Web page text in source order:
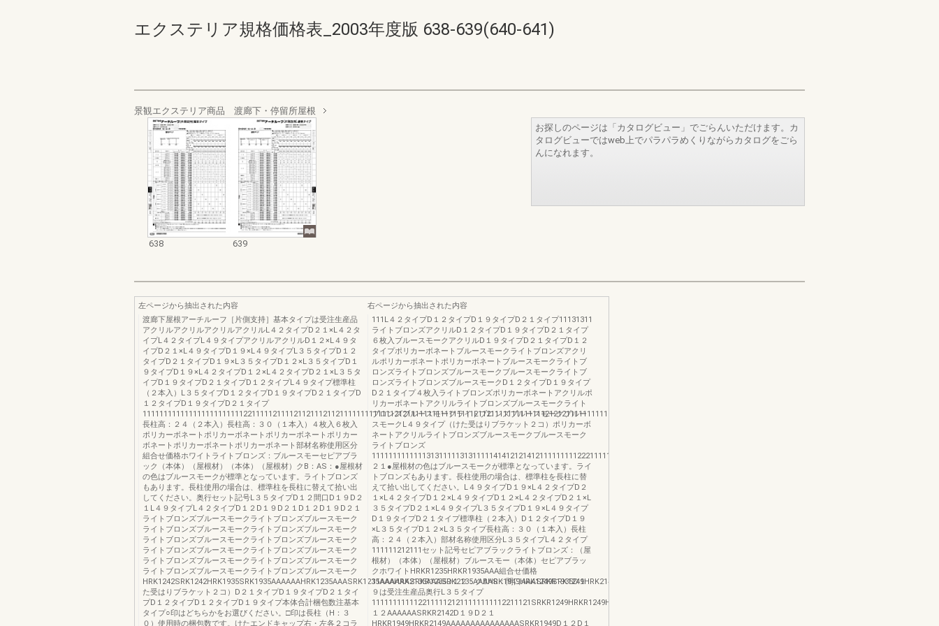
エクステリア規格価格表_2003年度版 638-639(640-641)
景観エクステリア商品 渡廊下・停留所屋根
638 639
お探しのページは「カタログビュー」でごらんいただけます。カ
タログビューではweb上でパラパラめくりながらカタログをごら
んになれます。
左ページから抽出された内容
渡廊下屋根アーチルーフ［片側支持］基本タイプは受注生産品
アクリルアクリルアクリルアクリルL４２タイプD２１×L４２タ
イプL４２タイプL４９タイプアクリルアクリルD１２×L４９タ
イプD２１×L４９タイプD１９×L４９タイプL３５タイプD１２
タイプD２１タイプD１９×L３５タイプD１２×L３５タイプD１
９タイプD１９×L４２タイプD１２×L４２タイプD２１×L３５タ
イプD１９タイプD２１タイプD１２タイプL４９タイプ標準柱
（２本入）L３５タイプD１２タイプD１９タイプD２１タイプD
１２タイプD１９タイプD２１タイプ
111111111111111111111111221111121111211211121121111111111111212111111111111111121121111111111111212121111111111211211211111111111121131313131314131414
長柱高：２４（２本入）長柱高：３０（１本入）４枚入６枚入
ポリカーボネートポリカーボネートポリカーボネートポリカー
ボネートポリカーボネートポリカーボネート部材名称使用区分
組合せ価格ホワイトライトブロンズ：ブルースモーセピアブラ
ック（本体）（屋根材）（本体）（屋根材）クB：AS：●屋根材
の色はブルースモークが標準となっています。ライトブロンズ
もあります。長柱使用の場合は、標準柱を長柱に替えて拾い出
してください。奥行セット記号L３５タイプD１２間口D１９D２
１L４９タイプL４２タイプD１２D１９D２１D１２D１９D２１
ライトブロンズブルースモークライトブロンズブルースモーク
ライトブロンズブルースモークライトブロンズブルースモーク
ライトブロンズブルースモークライトブロンズブルースモーク
ライトブロンズブルースモークライトブロンズブルースモーク
ライトブロンズブルースモークライトブロンズブルースモーク
ライトブロンズブルースモークライトブロンズブルースモーク
た受はりブラケット２コ）D２１タイプD１９タイプD２１タイ
プD１２タイプD１２タイプD１９タイプ本体合計梱包数注基本
タイプ○印はどちらかをお選びください。□印は長柱（H：３
０）使用時の梱包数です。けたエンドキャップ右・左各２コラ
右ページから抽出された内容
111L４２タイプD１２タイプD１９タイプD２１タイプ11131311
ライトブロンズアクリルD１２タイプD１９タイプD２１タイプ
６枚入ブルースモークアクリルD１９タイプD２１タイプD１２
タイプポリカーボネートブルースモークライトブロンズアクリ
ルポリカーボネートポリカーボネートブルースモークライトブ
ロンズライトブロンズブルースモークブルースモークライトブ
ロンズライトブロンズブルースモークD１２タイプD１９タイプ
D２１タイプ４枚入ライトブロンズポリカーボネートアクリルポ
リカーボネートアクリルライトブロンズブルースモークライト
ブロンズブルースモークライトブロンズブルースモークブルー
スモークL４９タイプ（けた受はりブラケット２コ）ポリカーボ
ネートアクリルライトブロンズブルースモークブルースモーク
ライトブロンズ
1111111111111313111113131111141412121412111111111222111111111111111111221121111111SRKR2135HRKR2135D
２１●屋根材の色はブルースモークが標準となっています。ライ
トブロンズもあります。長柱使用の場合は、標準柱を長柱に替
えて拾い出してください。L４９タイプD１９×L４２タイプD２
１×L４２タイプD１２×L４９タイプD１２×L４２タイプD２１×L
３５タイプD２１×L４９タイプL３５タイプD１９×L４９タイプ
D１９タイプD２１タイプ標準柱（２本入）D１２タイプD１９
×L３５タイプD１２×L３５タイプ長柱高：３０（１本入）長柱
高：２４（２本入）部材名称使用区分L３５タイプL４２タイプ
111111212111セット記号セピアブラックライトブロンズ：（屋
根材）（本体）（屋根材）ブルースモー（本体）セピアブラッ
クホワイトHRKR1235HRKR1935AAA組合せ価格
11AAAAAASRKR1235D１２：クBAS：間口AAASRKR1935D１
９は受注生産品奥行L３５タイプ
11111111111221111121211111111112211121SRKR1249HRKR1249HRKR1242HRKR1942HRKR214211AAAAAA11AAAAAASRKR1942AAAAAASRKR1242D
１２AAAAAASRKR2142D１９D２１
HRKR1949HRKR2149AAAAAAAAAAAAAAASRKR1949D１２D１